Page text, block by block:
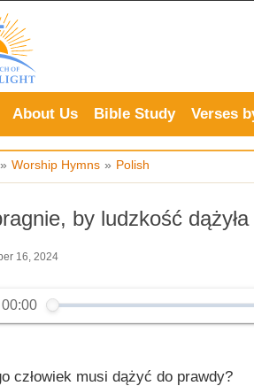
About Us Bible Study Verses
» Worship Hymns » Polish
by ludzkość
16, 2024
00:00
człowiek musi dążyć do prawdy?